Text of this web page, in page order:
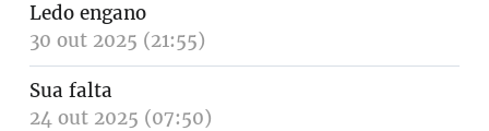
Ledo engano
30 out 2025 (21:55)
Sua falta
24 out 2025 (07:50)